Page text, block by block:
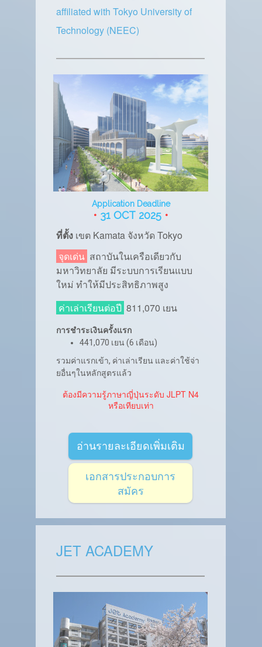
affiliated with Tokyo University of
Technology (NEEC)
Application Deadline
• 31 OCT 2025 •
ที่ตั้ง เขต Kamata จังหวัด Tokyo
จุดเด่น สถาบันในเครือเดียวกับ
มหาวิทยาลัย มีระบบการเรียนแบบ
ใหม่ ทำให้มีประสิทธิภาพสูง
ค่าเล่าเรียนต่อปี 811,070 เยน
การชำระเงินครั้งแรก
441,070 เยน (6 เดือน)
รวมค่าแรกเข้า, ค่าเล่าเรียน และค่าใช้จ่า
ยอื่นๆในหลักสูตรแล้ว
ต้องมีความรู้ภาษาญี่ปุ่นระดับ JLPT N4
หรือเทียบเท่า
อ่านรายละเอียดเพิ่มเติม
เอกสารประกอบการ
สมัคร
JET ACADEMY